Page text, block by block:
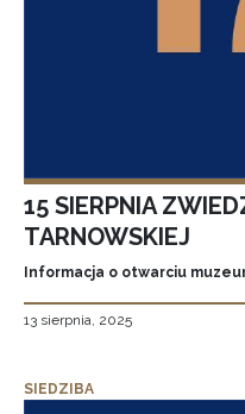
15 SIERPNIA
TARNOWSKIEJ
Informacja o otwarciu
13 sierpnia, 2025
SIEDZIBA